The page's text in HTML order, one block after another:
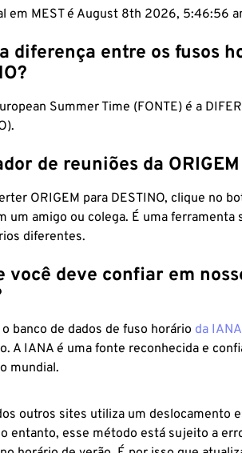
em MEST é August 8th 2026, 5:46:57
diferença entre os fusos
Summer Time (FONTE) é a
de reuniões da
ORIGEM para DESTINO, clique no
um amigo ou colega. É uma
diferentes.
você deve confiar em
banco de dados de fuso horário da IANA
A IANA é uma fonte reconhecida e
mundial.
outros sites utiliza um deslocamento
entanto, esse método está sujeito a